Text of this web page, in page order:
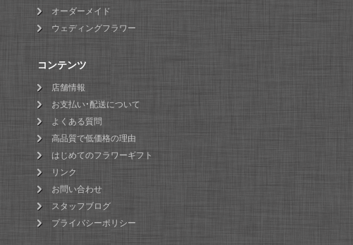
オーダーメイド
ウェディングフラワー
コンテンツ
店舗情報
お支払い・配送について
よくある質問
高品質で低価格の理由
はじめてのフラワーギフト
リンク
お問い合わせ
スタッフブログ
プライバシーポリシー